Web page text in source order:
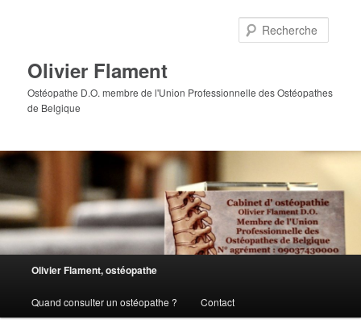
Olivier Flament
Ostéopathe D.O. membre de l'Union Professionnelle des Ostéopathes
de Belgique
Olivier Flament, ostéopathe
Quand consulter un ostéopathe ? Contact